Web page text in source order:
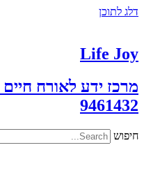
דלג לתוכן
Life Joy
9461432
חיפוש